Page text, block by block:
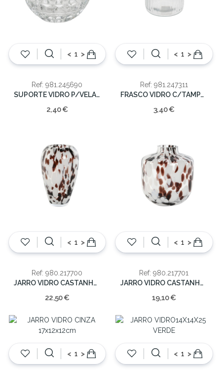
< >
Ref: 981.245690
SUPORTE VIDRO P/VELA C/DOUR.
2,40 €
< >
Ref: 981.247311
FRASCO VIDRO C/TAMPA 600ML
3,40 €
< >
Ref: 980.217700
JARRO VIDRO CASTANHO/BR 26x15x15cm
22,50 €
< >
Ref: 980.217701
JARRO VIDRO CASTANHO/BR 17x15x15cm
19,10 €
< > < >